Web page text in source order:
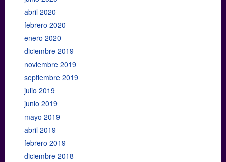
abril 2020
febrero 2020
enero 2020
diciembre 2019
noviembre 2019
septiembre 2019
julio 2019
junio 2019
mayo 2019
abril 2019
febrero 2019
diciembre 2018